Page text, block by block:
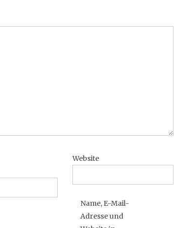
Website
Name, E-Mail-
Adresse und